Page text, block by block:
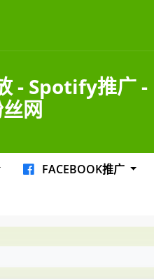
- Spotify推广 -
网
FACEBOOK推广